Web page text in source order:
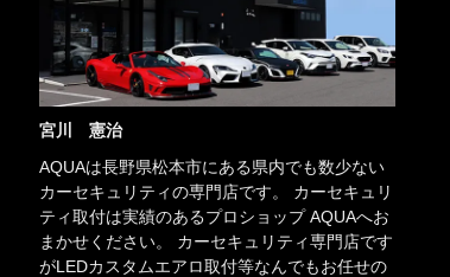
宮川 憲治
AQUAは長野県松本市にある県内でも数少ない
カーセキュリティの専門店です。 カーセキュリ
ティ取付は実績のあるプロショップ AQUAへお
まかせください。 カーセキュリティ専門店です
がLEDカスタムエアロ取付等なんでもお任せの